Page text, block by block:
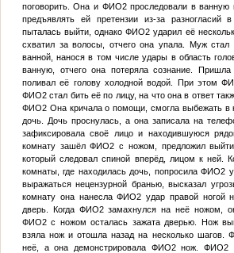
поговорить. Она и ФИО2проследовали в ванную
предъявлять ей претензии из-за
пыталась выйти, однакоФИО2 ударил её
схватил за волосы, отчего она упала. Муж
ванной, нанося в том числе удары в область
ванную, отчего она потеряла сознание.
поливал её голову холодной водой. При этом
ФИО2стал бить её по лицу, на что она в ответ
ФИО2Она кричала о помощи, смогла выбежать в
дочь. Дочь проснулась, а она записала на
зафиксировала своё лицо и находившуюся
комнату зашёлФИО2 с ножом, предложил
который следовал спиной вперёд, лицом к ней.
комнаты, где находилась дочь, попросилаФИО2
выражаться нецензурной бранью, высказал
комнату она нанеслаФИО2 удар правой ногой
дверь. Когда ФИО2замахнулся на неё ножом,
ФИО2с ножом осталась зажата дверью. Нож
взяла нож и отошла назад на несколько шагов.
неё, а она демонстрировала ФИО2нож.ФИО2